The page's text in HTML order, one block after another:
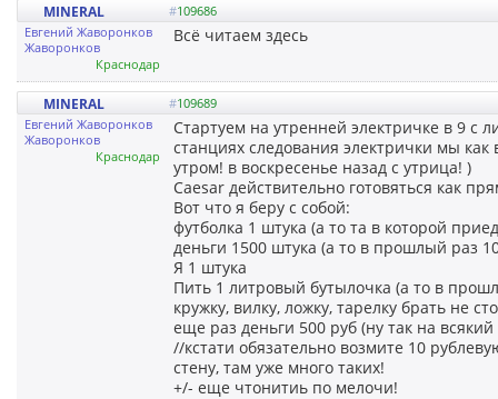
MINERAL #109686
Евгений Жаворонков
Жаворонков
Краснодар
Всё читаем здесь
MINERAL #109689
Евгений Жаворонков
Жаворонков
Краснодар
Стартуем на утренней электричке в 9 с
станциях следования электрички мы
утром! в воскресенье назад с утрица! )
Caesar действительно готовяться как
Вот что я беру с собой:
футболка 1 штука (а то та в которой
деньги 1500 штука (а то в прошлый раз
Я 1 штука
Пить 1 литровый бутылочка (а то в
кружку, вилку, ложку, тарелку брать не
еще раз деньги 500 руб (ну так на всякий
//кстати обязательно возмите 10
стену, там уже много таких!
+/- еще чтонитиь по мелочи!